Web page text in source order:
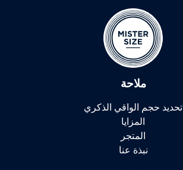
ملاحة
تحديد حجم الواقي الذكري
المزايا
المتجر
نبذة عنا